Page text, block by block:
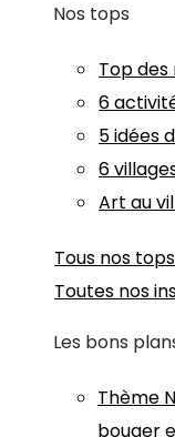
Nos tops
Top
6
5 idées
6
Art au
Tous nos tops
Toutes nos
Les bons
Thème
bouger